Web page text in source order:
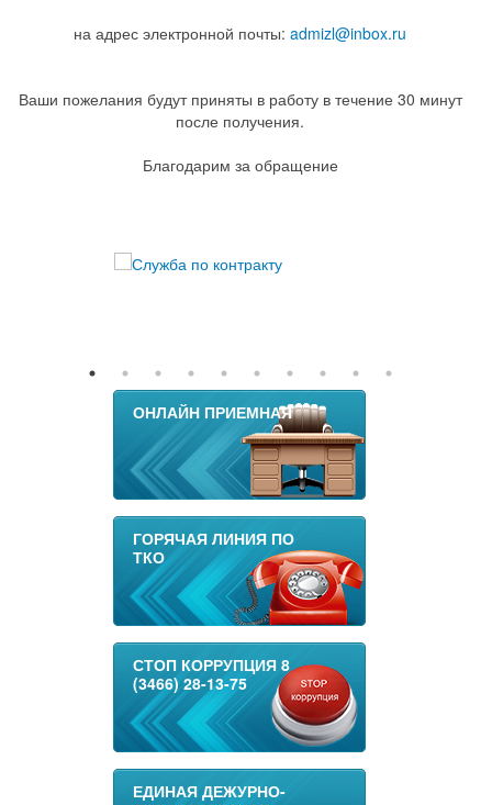
на адрес электронной почты: admizl@inbox.ru
Ваши пожелания будут приняты в работу в течение 30 минут
после получения.
Благодарим за обращение
ОНЛАЙН ПРИЕМНАЯ
ГОРЯЧАЯ ЛИНИЯ ПО
ТКО
СТОП КОРРУПЦИЯ 8
(3466) 28-13-75
ЕДИНАЯ ДЕЖУРНО-